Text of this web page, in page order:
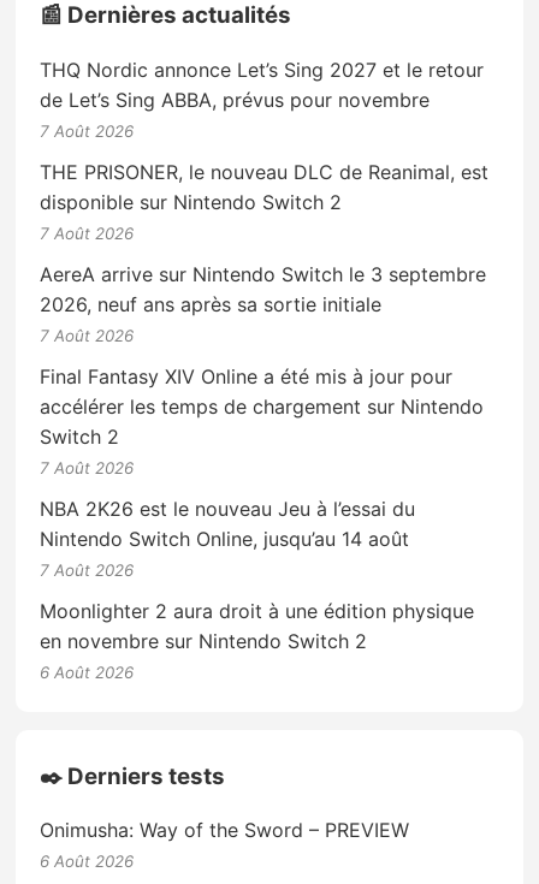
📰 Dernières actualités
THQ Nordic annonce Let’s Sing 2027 et le retour
de Let’s Sing ABBA, prévus pour novembre
7 Août 2026
THE PRISONER, le nouveau DLC de Reanimal, est
disponible sur Nintendo Switch 2
7 Août 2026
AereA arrive sur Nintendo Switch le 3 septembre
2026, neuf ans après sa sortie initiale
7 Août 2026
Final Fantasy XIV Online a été mis à jour pour
accélérer les temps de chargement sur Nintendo
Switch 2
7 Août 2026
NBA 2K26 est le nouveau Jeu à l’essai du
Nintendo Switch Online, jusqu’au 14 août
7 Août 2026
Moonlighter 2 aura droit à une édition physique
en novembre sur Nintendo Switch 2
6 Août 2026
✒️ Derniers tests
Onimusha: Way of the Sword – PREVIEW
6 Août 2026